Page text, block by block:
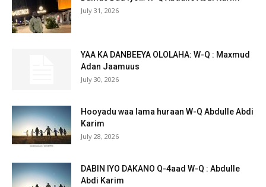
July 31, 2026
YAA KA DANBEEYA OLOLAHA: W-Q : Maxmud
Adan Jaamuus
July 30, 2026
Hooyadu waa lama huraan W-Q Abdulle Abdi
Karim
July 28, 2026
DABIN IYO DAKANO Q-4aad W-Q : Abdulle
Abdi Karim